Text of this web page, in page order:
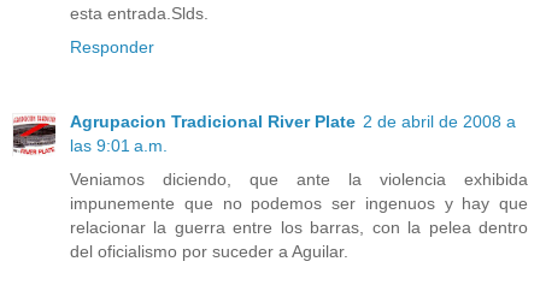
esta entrada.Slds.
Responder
Agrupacion Tradicional River Plate 2 de abril de 2008 a
las 9:01 a.m.
Veniamos diciendo, que ante la violencia exhibida
impunemente que no podemos ser ingenuos y hay que
relacionar la guerra entre los barras, con la pelea dentro
del oficialismo por suceder a Aguilar.